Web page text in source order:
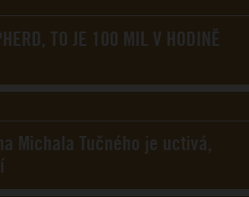
TO JE 100 MIL V HODINĚ
Michala Tučného je uctivá,